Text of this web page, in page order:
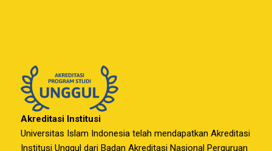
Akreditasi Institusi
Universitas Islam Indonesia telah mendapatkan Akreditasi
Institusi Unggul dari Badan Akreditasi Nasional Perguruan